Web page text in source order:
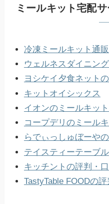
ミールキット宅配
冷凍ミールキット通販
ウェルネスダイニン
ヨシケイ夕食ネット
キットオイシックス
イオンのミールキッ
コープデリのミール
らでぃっしゅぼーや
テイスティーテーブル
キッチントの評判・口
TastyTable FOODの評